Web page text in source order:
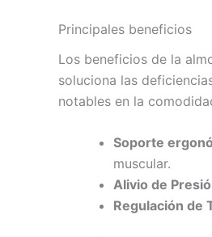
Principales beneficios
Los beneficios de la
soluciona las
notables en la
Soporte
muscular.
Alivio de
Regulación de